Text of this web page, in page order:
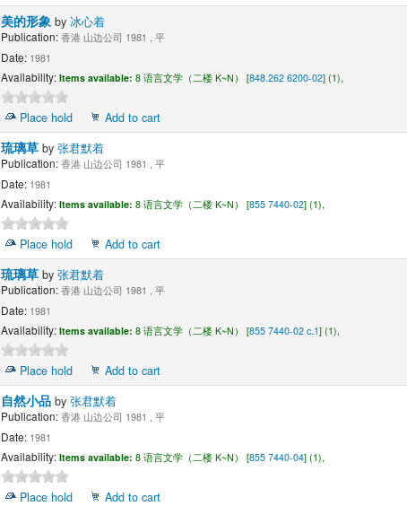
美的形象 by 冰心着
Publication:香港 山边公司 1981 , 平
Date:1981
Availability: Items available: 8 语言文学（二楼 K~N） [848.262 6200-02] (1),
Place hold
Add to cart
琉璃草 by 张君默着
Publication:香港 山边公司 1981 , 平
Date:1981
Availability: Items available: 8 语言文学（二楼 K~N） [855 7440-02] (1),
Place hold
Add to cart
琉璃草 by 张君默着
Publication:香港 山边公司 1981 , 平
Date:1981
Availability: Items available: 8 语言文学（二楼 K~N） [855 7440-02 c.1] (1),
Place hold
Add to cart
自然小品 by 张君默着
Publication:香港 山边公司 1981 , 平
Date:1981
Availability: Items available: 8 语言文学（二楼 K~N） [855 7440-04] (1),
Place hold
Add to cart